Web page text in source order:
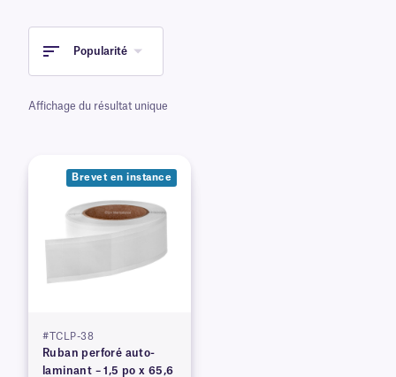
Popularité
Affichage du résultat unique
Brevet en instance
#TCLP-38
Ruban perforé auto-
laminant – 1,5 po x 65,6